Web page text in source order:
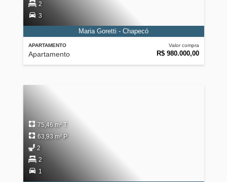
APARTAMENTO
Apartamento
Valor compra
R$ 980.000,00
2
3
Maria Goretti - Chapecó
75,46 m² T
63,93 m² P
2
2
1